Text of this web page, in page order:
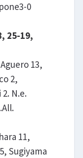
0
25-19,
13,
2,
N.e.
11,
Sugiyama